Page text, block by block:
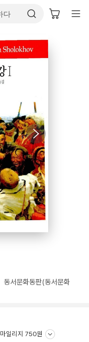
동서문화동판(동서문화
마일리지 750원